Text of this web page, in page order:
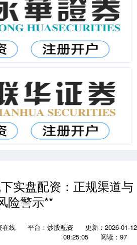
实盘配资：正规渠道与
险警示**
在线 平台：炒股配资
更新：2026-01-12
08:25:05
阅读：97